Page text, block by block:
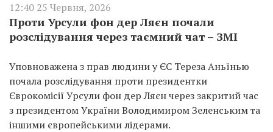
12:40 25 Червня, 2026
Проти Урсули фон дер Ляєн почали
розслідування через таємний чат – ЗМІ
Уповноважена з прав людини у ЄС Тереза Аньїнью
почала розслідування проти президентки
Єврокомісії Урсули фон дер Ляєн через закритий час
з президентом України Володимиром Зеленським та
іншими європейськими лідерами.